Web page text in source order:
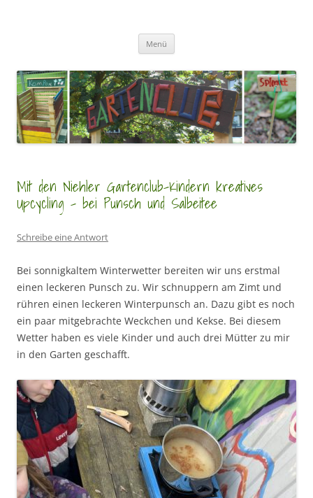
Menü
Mit den Niehler Gartenclub-Kindern kreatives
Upcycling – bei Punsch und Salbeitee
Schreibe eine Antwort
Bei sonnigkaltem Winterwetter bereiten wir uns erstmal
einen leckeren Punsch zu. Wir schnuppern am Zimt und
rühren einen leckeren Winterpunsch an. Dazu gibt es noch
ein paar mitgebrachte Weckchen und Kekse. Bei diesem
Wetter haben es viele Kinder und auch drei Mütter zu mir
in den Garten geschafft.